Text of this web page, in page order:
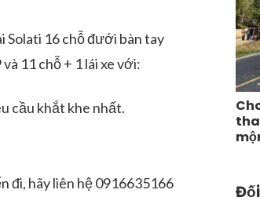
Solati 16 chỗ đưới bàn tay
11 chỗ + 1 lái xe với:
cầu khắt khe nhất.
đi, hãy liên hệ 0916635166